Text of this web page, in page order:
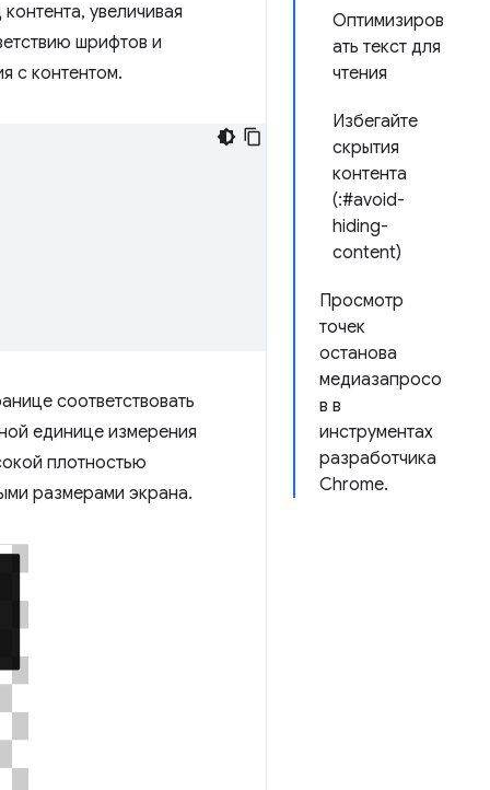
Оптимизиров
ать текст для
чтения
Избегайте
скрытия
контента
(:#avoid-
hiding-
content)
Просмотр
точек
останова
медиазапросо
в в
инструментах
разработчика
Chrome.
увеличивая
шрифтов и
с контентом.
соответствовать
единице измерения
плотностью
размерами экрана.